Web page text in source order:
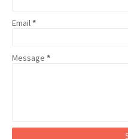
Email*
Message *